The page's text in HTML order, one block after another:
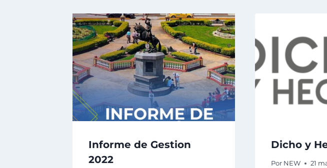
Informe de Gestion
2022
Dicho y
Por NEW 21